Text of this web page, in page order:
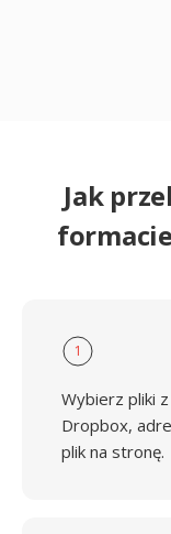
Jak
1
Wybierz pliki
Dropbox,
plik na stronę.